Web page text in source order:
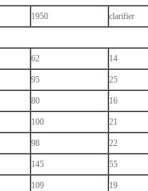
1950 clarifier
62 14
95 25
80 16
100 21
98 22
145 55
109 19